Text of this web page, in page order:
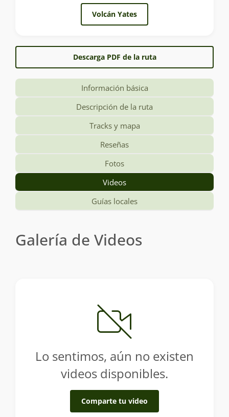
Volcán Yates
Descarga PDF de la ruta
Información básica
Descripción de la ruta
Tracks y mapa
Reseñas
Fotos
Videos
Guías locales
Galería de Videos
Lo sentimos, aún no existen
videos disponibles.
Comparte tu video